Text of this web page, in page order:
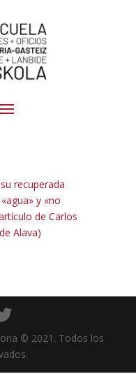
recuperada
y «no
de Carlos
Alava)
© 2021. Todos los